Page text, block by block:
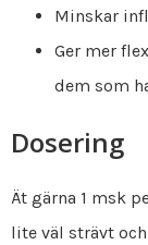
Minskar
Ger mer
dem som
Dosering
Ät gärna 1 msk
lite väl strävt